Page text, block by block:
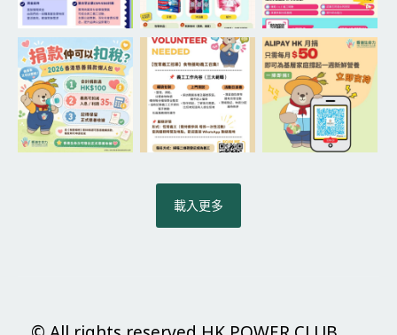
載入更多